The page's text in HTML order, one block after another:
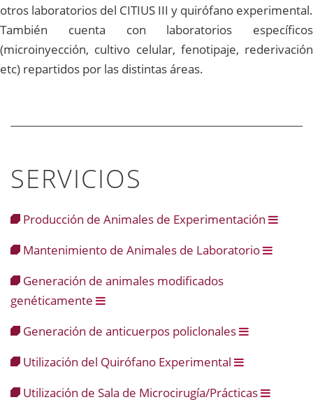
otros laboratorios del CITIUS III y quirófano experimental.
También cuenta con laboratorios específicos
(microinyección, cultivo celular, fenotipaje, rederivación
etc) repartidos por las distintas áreas.
SERVICIOS
Producción de Animales de Experimentación
Mantenimiento de Animales de Laboratorio
Generación de animales modificados
genéticamente
Generación de anticuerpos policlonales
Utilización del Quirófano Experimental
Utilización de Sala de Microcirugía/Prácticas